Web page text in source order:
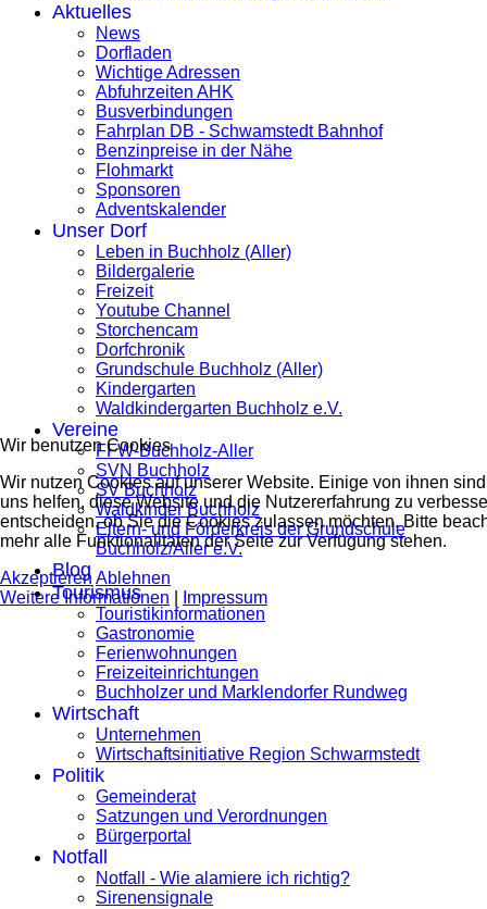
Aktuelles
News
Dorfladen
Wichtige Adressen
Abfuhrzeiten AHK
Busverbindungen
Fahrplan DB - Schwamstedt Bahnhof
Benzinpreise in der Nähe
Flohmarkt
Sponsoren
Adventskalender
Unser Dorf
Leben in Buchholz (Aller)
Bildergalerie
Freizeit
Youtube Channel
Storchencam
Dorfchronik
Grundschule Buchholz (Aller)
Kindergarten
Waldkindergarten Buchholz e.V.
Vereine
FFW-Buchholz-Aller
SVN Buchholz
SV Buchholz
Waldkinder Buchholz
Eltern- und Förderkreis der Grundschule
Buchholz/Aller e.V.
Blog
Tourismus
Touristikinformationen
Gastronomie
Ferienwohnungen
Freizeiteinrichtungen
Buchholzer und Marklendorfer Rundweg
Wirtschaft
Unternehmen
Wirtschaftsinitiative Region Schwarmstedt
Politik
Gemeinderat
Satzungen und Verordnungen
Bürgerportal
Notfall
Notfall - Wie alamiere ich richtig?
Sirenensignale
Wir benutzen Cookies
Wir nutzen Cookies auf unserer Website. Einige von ihnen
uns helfen, diese Website und die Nutzererfahrung zu
entscheiden, ob Sie die Cookies zulassen möchten. Bitte
mehr alle Funktionalitäten der Seite zur Verfügung stehen.
Akzeptieren Ablehnen
Weitere Informationen
Impressum